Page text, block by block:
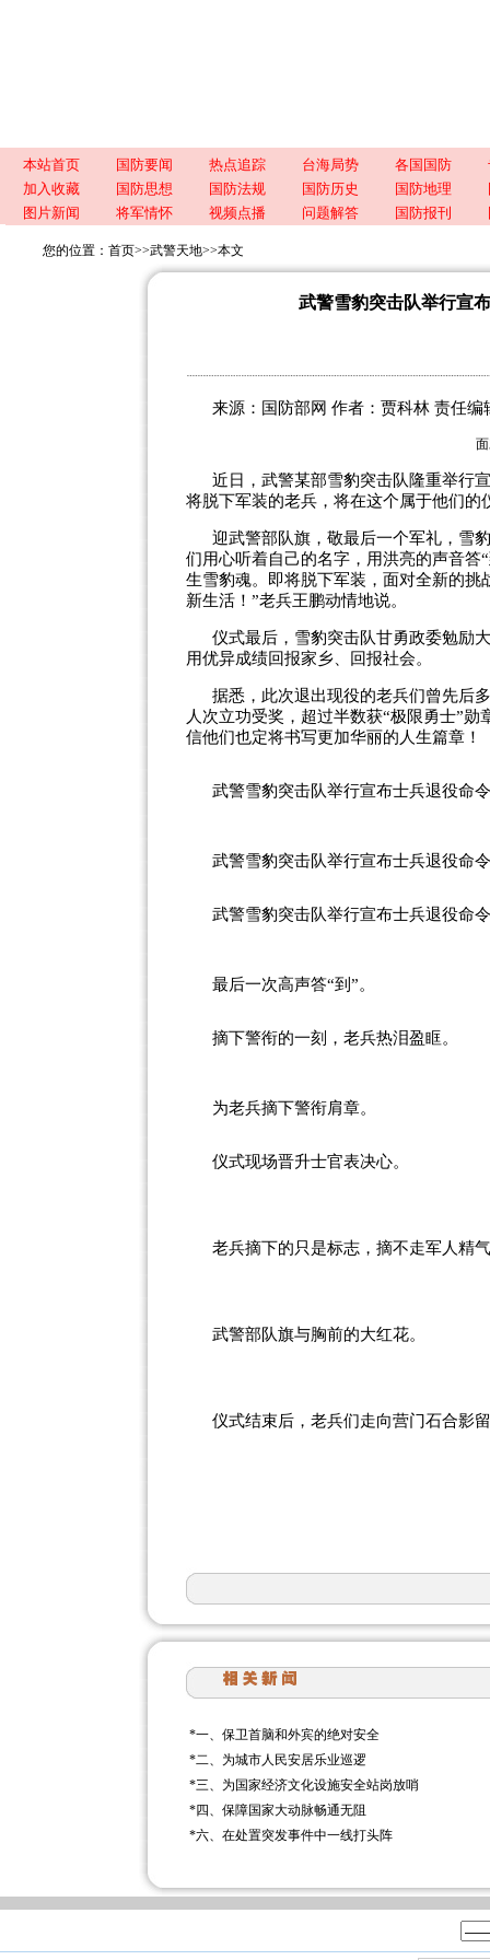
本站首页 国防要闻 热点追踪 台海局势 各国国防
加入收藏
国防思想 国防法规 国防历史 国防地理
图片新闻
将军情怀 视频点播 问题解答 国防报刊
您的位置： 首页>>武警天地>>本文
武警雪豹突击队举行宣
来源：国防部网 作者：贾科林 责任编
近日，武警某部雪豹突击队隆重举行
将脱下军装的老兵，将在这个属于他们
迎武警部队旗，敬最后一个军礼，雪
们用心听着自己的名字，用洪亮的声音答
生雪豹魂。即将脱下军装，面对全新的
新生活！”老兵王鹏动情地说。
仪式最后，雪豹突击队甘勇政委勉励
用优异成绩回报家乡、回报社会。
据悉，此次退出现役的老兵们曾先后
人次立功受奖，超过半数获“极限勇士”
信他们也定将书写更加华丽的人生篇章！
武警雪豹突击队举行宣布士兵退役命
武警雪豹突击队举行宣布士兵退役命
武警雪豹突击队举行宣布士兵退役命
最后一次高声答“到”。
摘下警衔的一刻，老兵热泪盈眶。
为老兵摘下警衔肩章。
仪式现场晋升士官表决心。
老兵摘下的只是标志，摘不走军人精
武警部队旗与胸前的大红花。
仪式结束后，老兵们走向营门石合影
*一、保卫首脑和外宾的绝对安全
*二、为城市人民安居乐业巡逻
*三、为国家经济文化设施安全站岗放哨
*四、保障国家大动脉畅通无阻
*六、在处置突发事件中一线打头阵